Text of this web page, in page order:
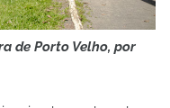
de Porto Velho, por